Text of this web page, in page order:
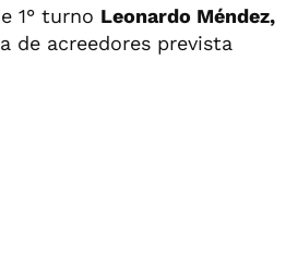
1° turno Leonardo Méndez,
de acreedores prevista